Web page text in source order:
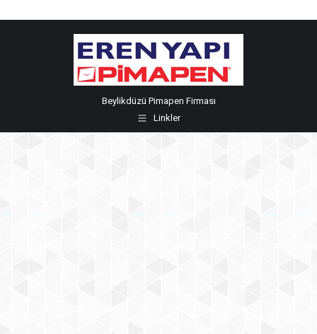
Beylikdüzü Pimapen Firması
Linkler